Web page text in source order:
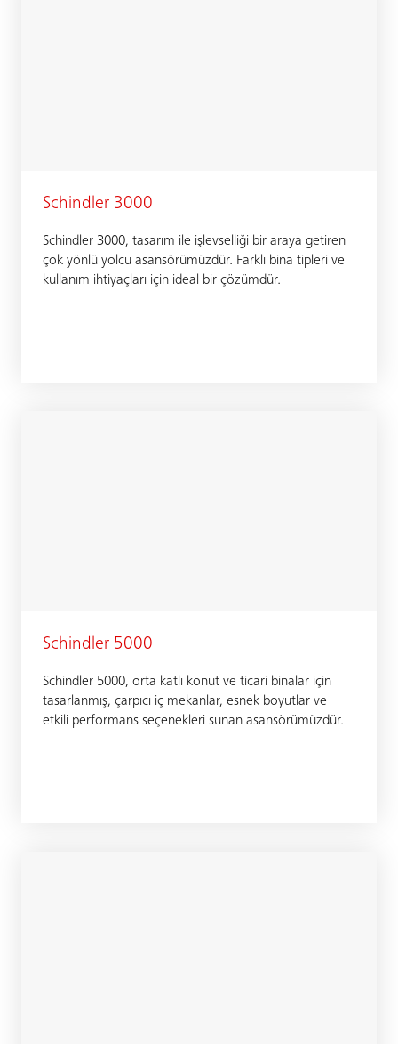
Schindler 3000
Schindler 3000, tasarım ile işlevselliği bir araya getiren
çok yönlü yolcu asansörümüzdür. Farklı bina tipleri ve
kullanım ihtiyaçları için ideal bir çözümdür.
Schindler 5000
Schindler 5000, orta katlı konut ve ticari binalar için
tasarlanmış, çarpıcı iç mekanlar, esnek boyutlar ve
etkili performans seçenekleri sunan asansörümüzdür.